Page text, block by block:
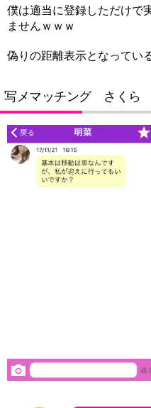
僕は適当に登録しただけで
ませんｗｗｗ
偽りの距離表示となってい
写メマッチング さくら